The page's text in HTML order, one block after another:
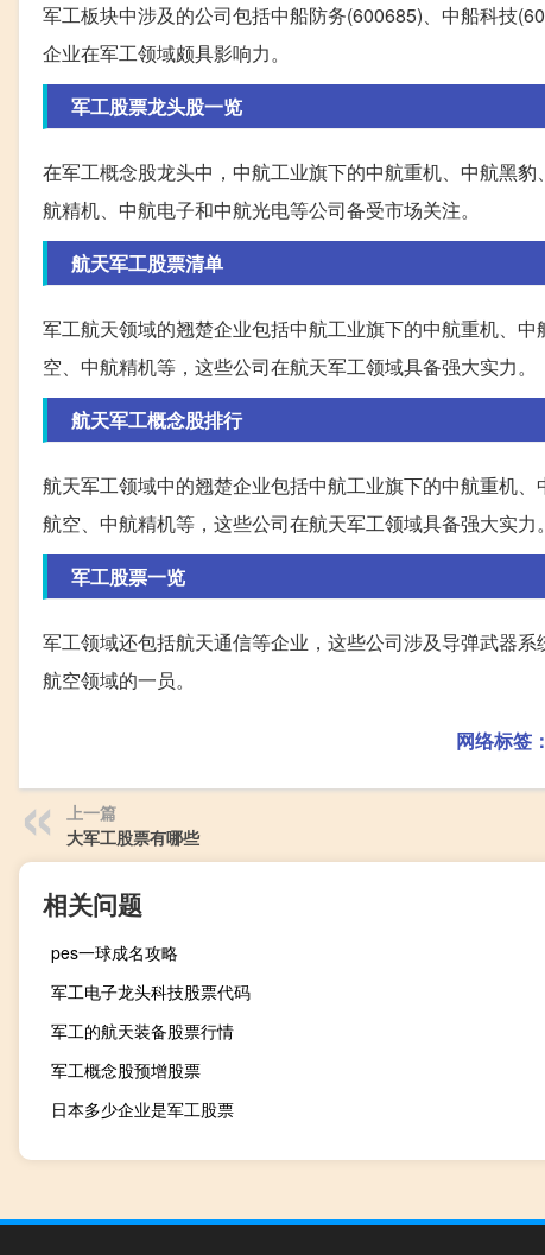
军工板块中涉及的公司包括中船防务(600685)、中船科技
企业在军工领域颇具影响力。
军工股票龙头股一览
在军工概念股龙头中，中航工业旗下的中航重机、中航黑
航精机、中航电子和中航光电等公司备受市场关注。
航天军工股票清单
军工航天领域的翘楚企业包括中航工业旗下的中航重机、
空、中航精机等，这些公司在航天军工领域具备强大实力。
航天军工概念股排行
航天军工领域中的翘楚企业包括中航工业旗下的中航重机
航空、中航精机等，这些公司在航天军工领域具备强大实力。
军工股票一览
军工领域还包括航天通信等企业，这些公司涉及导弹武器
航空领域的一员。
网络标签：
上一篇
大军工股票有哪些
相关问题
pes一球成名攻略
军工电子龙头科技股票代码
军工的航天装备股票行情
军工概念股预增股票
日本多少企业是军工股票